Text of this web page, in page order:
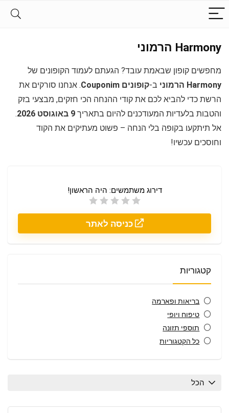
Harmony הרמוני
מחפשים קופון שבאמת עובד? הגעתם לעמוד הקופונים של
Harmony הרמוני
ב-קופונים Couponim
. אנחנו סורקים את
הרשת כדי להביא לכם את קודי ההנחה הכי חזקים, מבצעי בזק
והטבות בלעדיות המעודכנים להיום בתאריך 9 באוגוסט 2026
.
אל תיתקעו בקופה בלי הנחה – פשוט מעתיקים את הקוד
וחוסכים עכשיו!
דירוג משתמשים: היה הראשון!
כניסה לאתר
קטגוריות
בריאות ופארמה
טיפוח ויופי
תוספי תזונה
כל הקטגוריות
הכל